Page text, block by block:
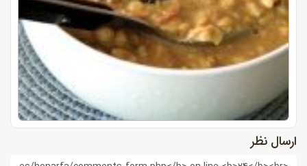
ارسال نظر